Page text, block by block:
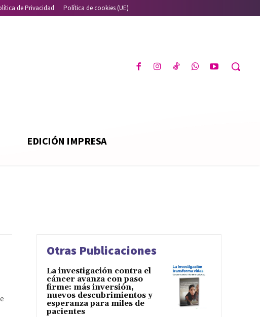
de Privacidad Política de cookies (UE)
EDICIÓN IMPRESA
Otras Publicaciones
La investigación contra el
cáncer avanza con paso
firme: más inversión,
nuevos descubrimientos y
esperanza para miles de
pacientes